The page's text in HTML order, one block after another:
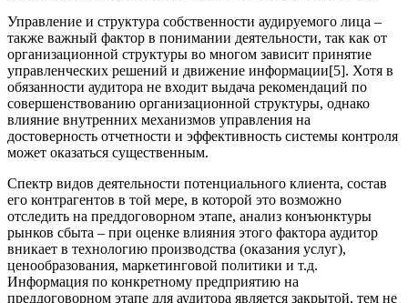
Управление и структура собственности аудируемого лица –
также важный фактор в понимании деятельности, так как от
организационной структуры во многом зависит принятие
управленческих решений и движение информации[5]. Хотя в
обязанности аудитора не входит выдача рекомендаций по
совершенствованию организационной структуры, однако
влияние внутренних механизмов управления на
достоверность отчетности и эффективность системы контроля
может оказаться существенным.
Спектр видов деятельности потенциального клиента, состав
его контрагентов в той мере, в которой это возможно
отследить на преддоговорном этапе, анализ конъюнктуры
рынков сбыта – при оценке влияния этого фактора аудитор
вникает в технологию производства (оказания услуг),
ценообразования, маркетинговой политики и т.д.
Информация по конкретному предприятию на
преддоговорном этапе для аудитора является закрытой, тем не